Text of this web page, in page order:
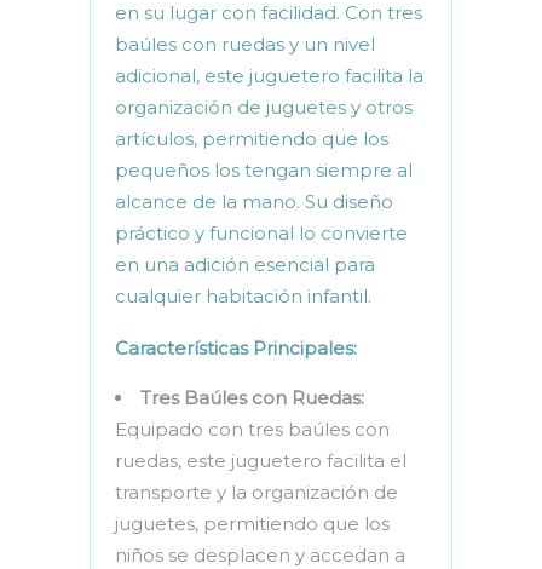
en su lugar con facilidad. Con tres
baúles con ruedas y un nivel
adicional, este juguetero facilita la
organización de juguetes y otros
artículos, permitiendo que los
pequeños los tengan siempre al
alcance de la mano. Su diseño
práctico y funcional lo convierte
en una adición esencial para
cualquier habitación infantil.
Características Principales:
Tres Baúles con Ruedas:
Equipado con tres baúles con
ruedas, este juguetero facilita el
transporte y la organización de
juguetes, permitiendo que los
niños se desplacen y accedan a